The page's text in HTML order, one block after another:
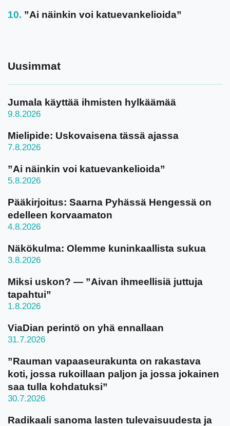
”Ai näinkin voi katuevankelioida”
Uusimmat
Jumala käyttää ihmisten hylkäämää
9.8.2026
Mielipide: Uskovaisena tässä ajassa
7.8.2026
”Ai näinkin voi katuevankelioida”
5.8.2026
Pääkirjoitus: Saarna Pyhässä Hengessä on
edelleen korvaamaton
4.8.2026
Näkökulma: Olemme kuninkaallista sukua
3.8.2026
Miksi uskon? — ”Aivan ihmeellisiä juttuja
tapahtui”
1.8.2026
ViaDian perintö on yhä ennallaan
31.7.2026
”Rauman vapaaseurakunta on rakastava
koti, jossa rukoillaan paljon ja jossa jokainen
saa tulla kohdatuksi”
30.7.2026
Radikaali sanoma lasten tulevaisuudesta ja